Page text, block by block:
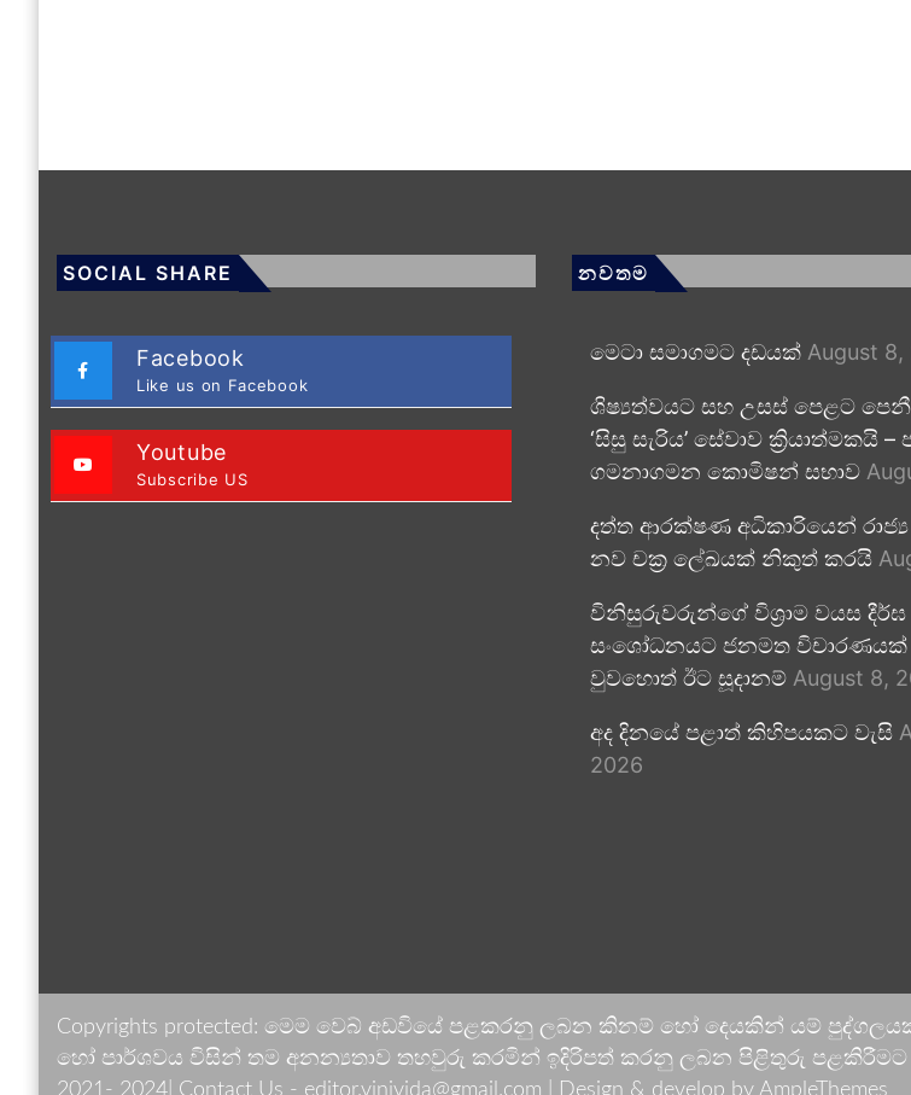
SOCIAL SHARE
Facebook
Like us on Facebook
Youtube
Subscribe US
නවතම
මෙටා සමාගමට දඩයක් August 8,
ශිෂ්‍යත්වයට සහ උසස් පෙළට
‘සිසු සැරිය’ සේවාව ක්‍රියාත්මකයි –
ගමනාගමන කොමිෂන් සභාව
දත්ත ආරක්ෂණ අධිකාරියෙන් රාජ්‍ය
නව චක්‍ර ලේඛයක් නිකුත් කරයි
විනිසුරුවරුන්ගේ විශ්‍රාම වයස
සංශෝධනයට ජනමත විචාරණයක්
වුවහොත් ඊට සූදානම් August 8,
අද දිනයේ පළාත් කිහිපයකට වැසි
2026
Copyrights protected: මෙම වෙබ් අඩවියේ පළකරනු ලබන කිනම් හෝ දෙයකින් යම්
හෝ පාර්ශවය විසින් තම අනන්‍යතාව තහවුරු කරමින් ඉදිරිපත් කරනු ලබන පිළිතුරු පළකිරීමට
2021- 2024| Contact Us - editor.vinivida@gmail.com |
Design & develop by AmpleThemes